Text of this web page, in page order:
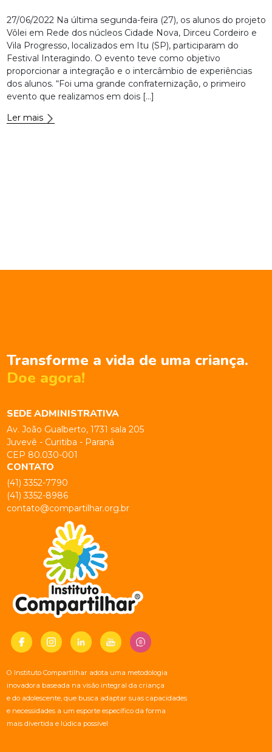
27/06/2022 Na última segunda-feira (27), os alunos do projeto
Vôlei em Rede dos núcleos Cidade Nova, Dirceu Cordeiro e
Vila Progresso, localizados em Itu (SP), participaram do
Festival Interagindo. O evento teve como objetivo
proporcionar a integração e o intercâmbio de experiências
dos alunos. “Foi uma grande confraternização, o primeiro
evento que realizamos em dois […]
Ler mais
Transforme a vida de uma criança.
Doe agora!
SEDE ADMINISTRATIVA
Av. João Gualberto, 1731 sala 205
Juvevê - Curitiba - Paraná
CEP 80.030-001
CONTATO
(41) 3352-7790
(41) 3352-8986
contato@compartilhar.org.br
O Instituto Compartilhar adota uma metodologia
inovadora baseada na visão integral da criança
e do adolescente, que busca adaptar suas capacidades
e necessidades a um esporte específico da forma
mais divertida e lúdica possível